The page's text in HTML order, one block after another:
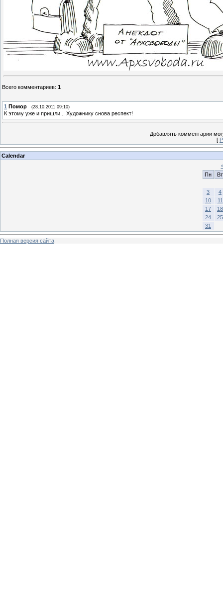
Всего комментариев: 1
1 Помор (28.10.2011 09:10)
К этому уже и пришли... Художнику снова респект!
Добавлять комментарии
[
Calendar
Пн
Вт
3
4
10
11
17
18
24
25
31
Полная версия сайта